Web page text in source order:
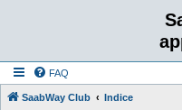
FAQ
SaabWay Club Indice